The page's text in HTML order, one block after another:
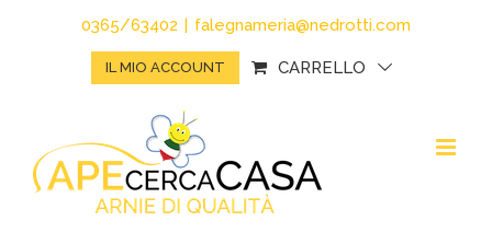
0365/63402 | falegnameria@nedrotti.com
IL MIO ACCOUNT CARRELLO